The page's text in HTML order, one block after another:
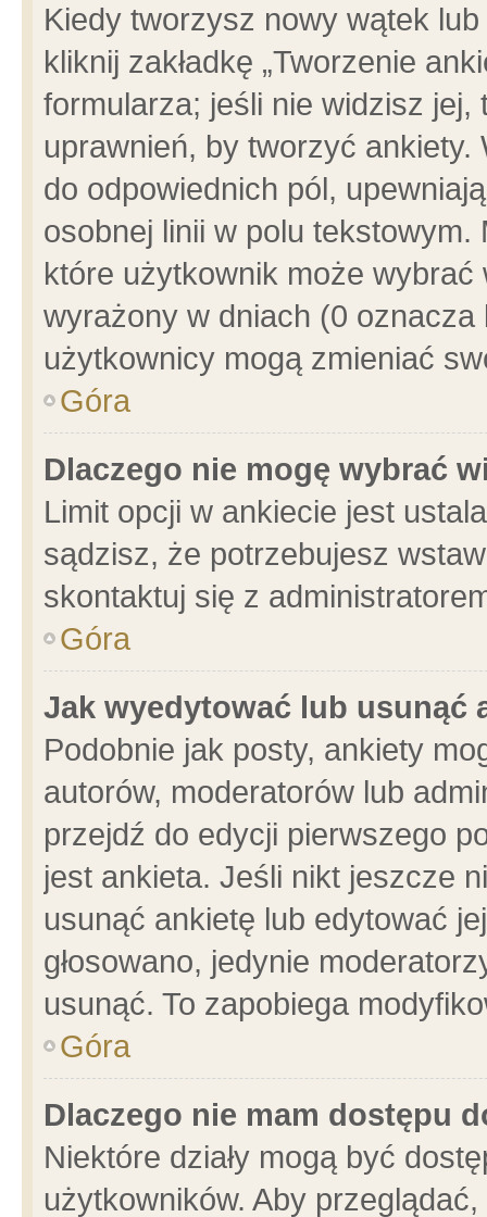
Kiedy tworzysz nowy wątek
kliknij zakładkę „Tworzenie
formularza; jeśli nie widzisz
uprawnień, by tworzyć ankiety.
do odpowiednich pól,
osobnej linii w polu
które użytkownik może
wyrażony w dniach (0
użytkownicy mogą zmieniać
Góra
Dlaczego nie mogę wybrać
Limit opcji w ankiecie jest
sądzisz, że potrzebujesz
skontaktuj się z
Góra
Jak wyedytować lub usunąć
Podobnie jak posty, ankiety
autorów, moderatorów lub
przejdź do edycji pierwszego
jest ankieta. Jeśli nikt jeszcze
usunąć ankietę lub edytować
głosowano, jedynie
usunąć. To zapobiega
Góra
Dlaczego nie mam dostępu
Niektóre działy mogą być
użytkowników. Aby